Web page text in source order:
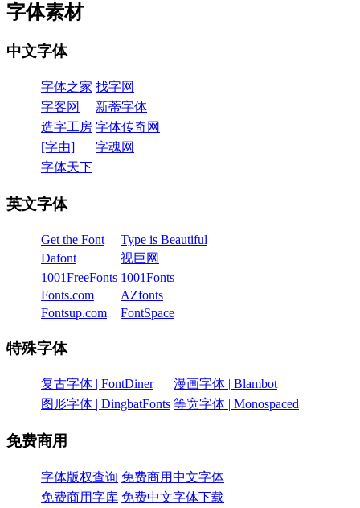
字体素材
中文字体
字体之家 找字网
字客网
新蒂字体
造字工房 字体传奇网
[字由]
字魂网
字体天下
英文字体
Get the Font
Type is Beautiful
Dafont
视巨网
1001FreeFonts 1001Fonts
Fonts.com
AZfonts
Fontsup.com
FontSpace
特殊字体
复古字体 | FontDiner
漫画字体 | Blambot
图形字体 | DingbatFonts 等宽字体 | Monospaced
免费商用
字体版权查询 免费商用中文字体
免费商用字库 免费中文字体下载